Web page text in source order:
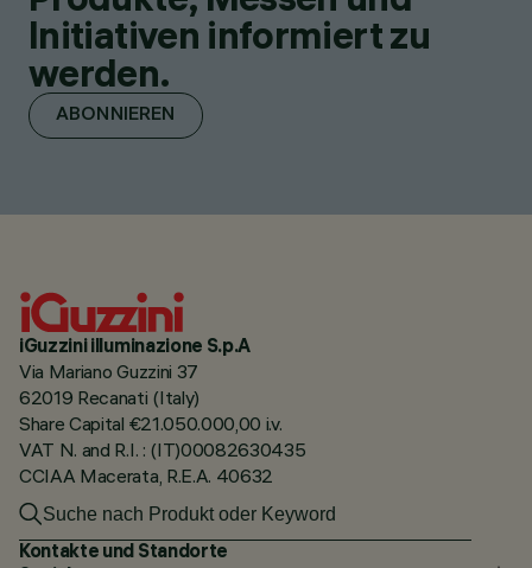
Initiativen informiert zu
werden.
ABONNIEREN
iGuzzini illuminazione S.p.A
Via Mariano Guzzini 37
62019 Recanati (Italy)
Share Capital €21.050.000,00 i.v.
VAT N. and R.I. : (IT)00082630435
CCIAA Macerata, R.E.A. 40632
Kontakte und Standorte